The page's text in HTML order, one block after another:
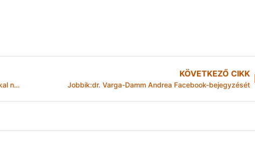
Varga Mihály: 2019-ben és 2020-ban is 8-8 százalékkal nő a minimálbér és a garantált bérminimum
KÖVETKEZŐ CIKK
Jobbik:dr. Varga-Damm Andrea Facebook-bejegyzését